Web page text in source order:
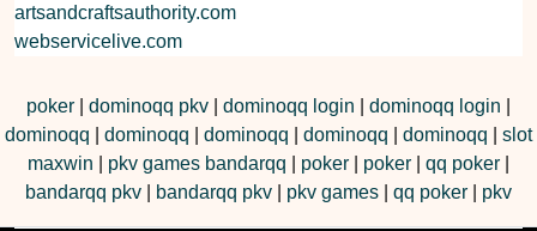
artsandcraftsauthority.com
webservicelive.com
poker dominoqq pkv dominoqq login dominoqq login
dominoqq
dominoqq dominoqq dominoqq dominoqq
slot
maxwin
pkv games bandarqq poker poker qq poker
bandarqq pkv
bandarqq pkv pkv games qq poker pkv